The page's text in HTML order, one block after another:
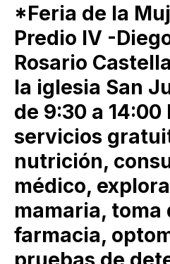
*Feria de la
Predio IV -
Rosario
la iglesia San
de 9:30 a 14:00
servicios
nutrición,
médico,
mamaria, toma
farmacia,